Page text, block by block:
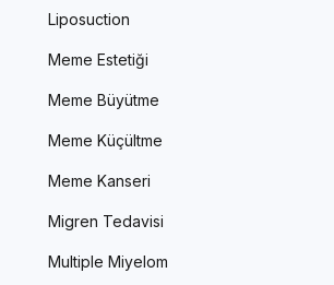
Liposuction
Meme Estetiği
Meme Büyütme
Meme Küçültme
Meme Kanseri
Migren Tedavisi
Multiple Miyelom